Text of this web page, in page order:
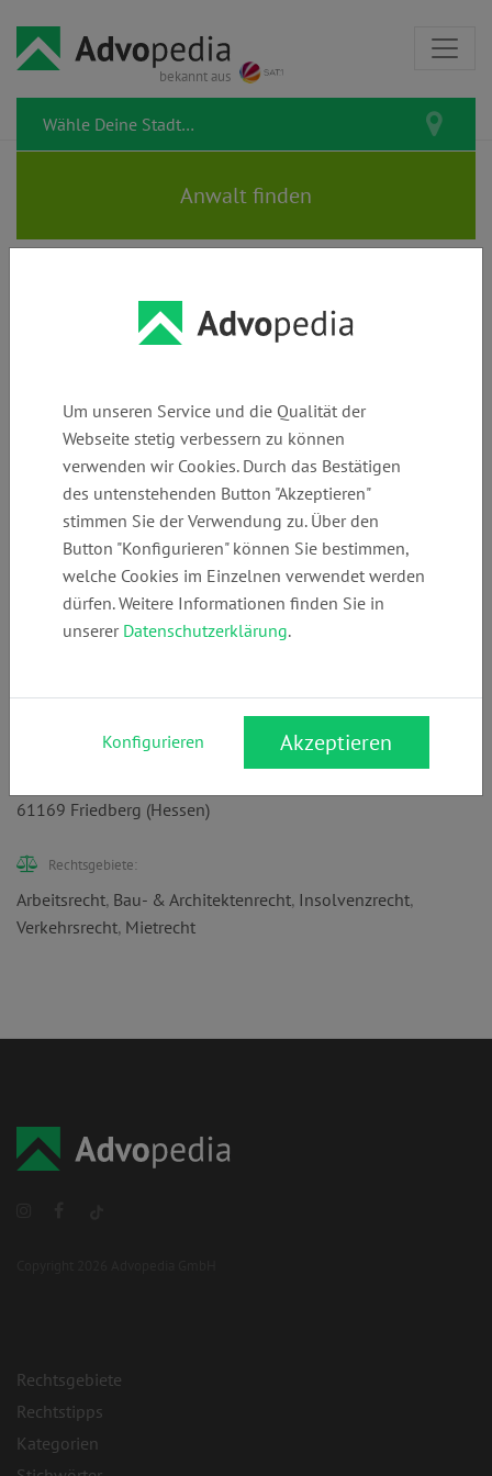
bekannt aus
Rechtsanwalt ULRICH
Arbeits-, Bau- &
Architektenrecht |
Insolvenzverwalter
Telefon:
+49 (0)
60311620236
E-Mail:
kanzlei@rechtsa
nwalt-
Webseite:
rechtsanwalt-
61169 Friedberg (Hessen)
Rechtsgebiete:
Arbeitsrecht, Bau- & Architektenrecht, Insolvenzrecht,
Verkehrsrecht, Mietrecht
Rechtsgebiete
Rechtstipps
Kategorien
Um unseren Service und die Qualität der
Webseite stetig verbessern zu können
verwenden wir Cookies. Durch das Bestätigen
des untenstehenden Button "Akzeptieren"
stimmen Sie der Verwendung zu. Über den
Button "Konfigurieren" können Sie bestimmen,
welche Cookies im Einzelnen verwendet werden
dürfen. Weitere Informationen finden Sie in
unserer Datenschutzerklärung.
Konfigurieren Akzeptieren